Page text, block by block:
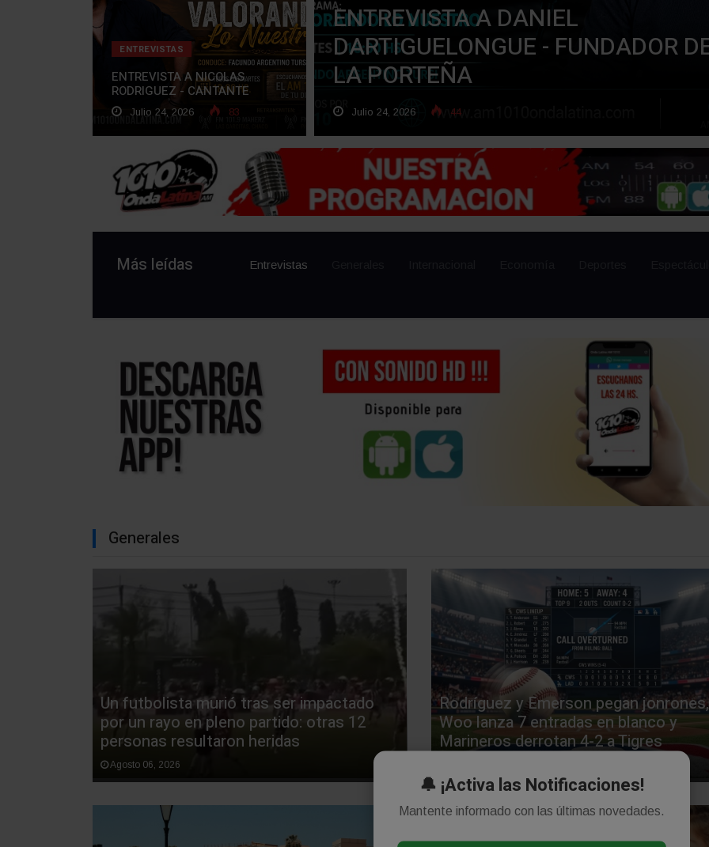
ENTREVISTAS
ENTREVISTA A NICOLAS
RODRIGUEZ - CANTANTE
Julio 24, 2026 83
ENTREVISTA A DANIEL
DARTIGUELONGUE - FUNDADOR
LA PORTEÑA
Julio 24, 2026 44
Más leídas Entrevistas
Generales
Un futbolista murió tras ser impactado
por un rayo en pleno partido: otras 12
personas resultaron heridas
Agosto 06, 2026
Rodríguez y Emerson pegan jonrones,
Woo lanza 7 entradas en blanco y
Marineros derrotan 4-2 a Tigres
🔔 ¡Activa las Notificaciones!
Mantente informado con las últimas novedades.